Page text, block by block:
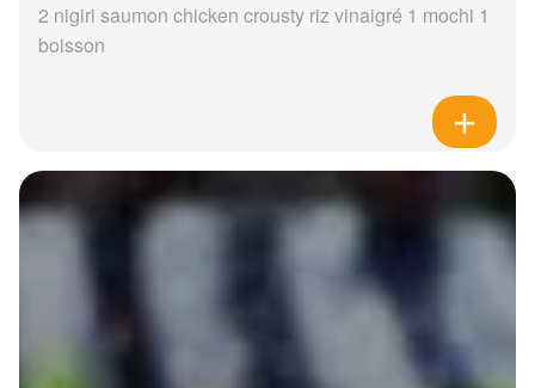
2 nigiri saumon chicken crousty riz vinaigré 1 mochi 1
boisson